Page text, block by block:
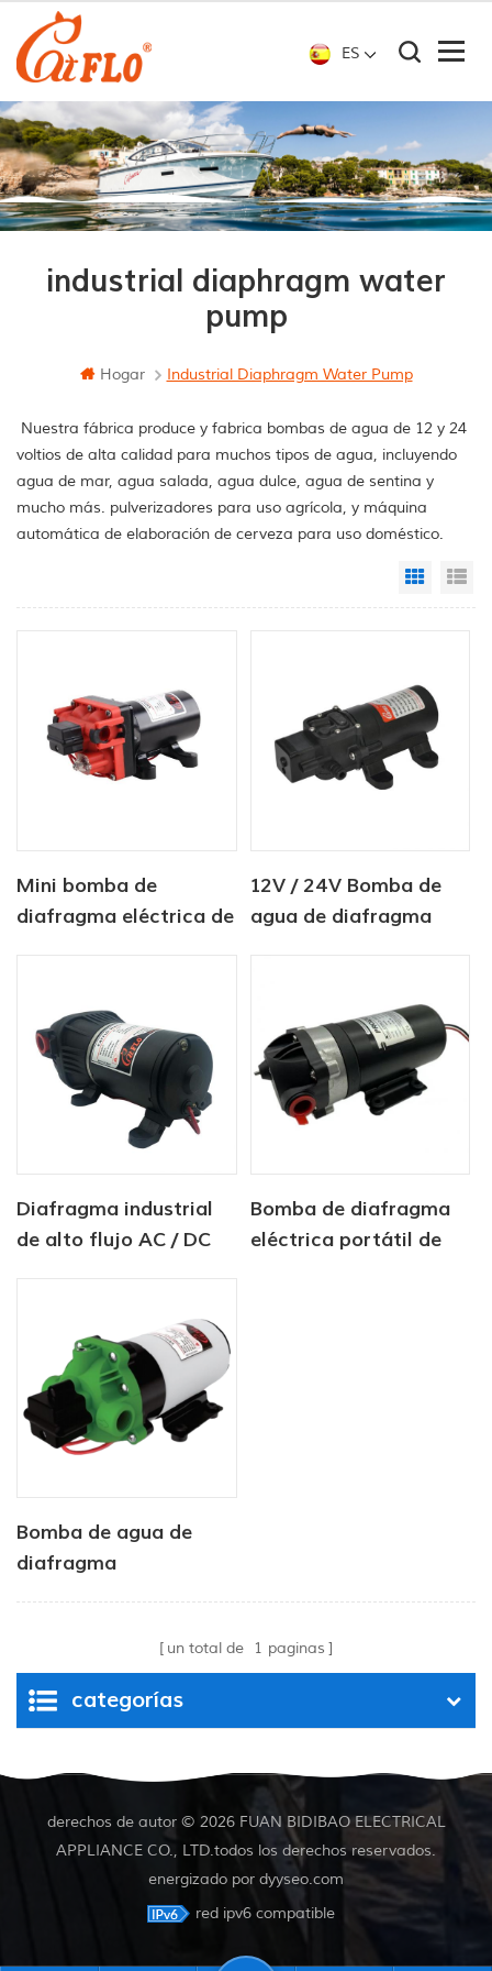
ES
industrial diaphragm water
pump
Hogar Industrial Diaphragm Water Pump
Nuestra fábrica produce y fabrica bombas de agua de 12 y 24
voltios de alta calidad para muchos tipos de agua, incluyendo
agua de mar, agua salada, agua dulce, agua de sentina y
mucho más. pulverizadores para uso agrícola, y máquina
automática de elaboración de cerveza para uso doméstico.
Grid
Mini bomba de
diafragma eléctrica de
12V / 24V Bomba de
agua de diafragma
Diafragma industrial
de alto flujo AC / DC
Bomba de diafragma
eléctrica portátil de
Bomba de agua de
diafragma
pozos profundos,
precio de fábrica.
un total de 1 paginas
categorías
derechos de autor © 2026 FUAN BIDIBAO ELECTRICAL
APPLIANCE CO., LTD.todos los derechos reservados.
energizado por dyyseo.com
red ipv6 compatible